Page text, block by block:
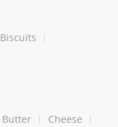
Biscuits
Butter Cheese